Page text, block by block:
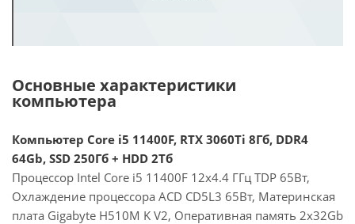
Основные характеристики
компьютера
Компьютер Core i5 11400F, RTX 3060Ti 8Гб, DDR4
64Gb, SSD 250Гб + HDD 2Тб
Процессор Intel Core i5 11400F 12x4.4 ГГц TDP 65Вт,
Охлаждение процессора ACD CD5L3 65Вт, Материнская
плата Gigabyte H510M K V2, Оперативная память 2x32Gb